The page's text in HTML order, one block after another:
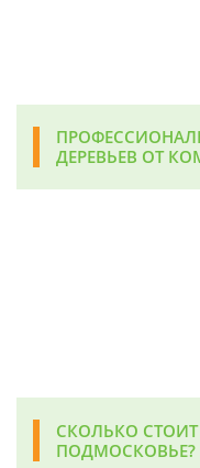
ДЕРЕВЬЕВ ОТ
СКОЛЬКО СТОИТ
ПОДМОСКОВЬЕ?